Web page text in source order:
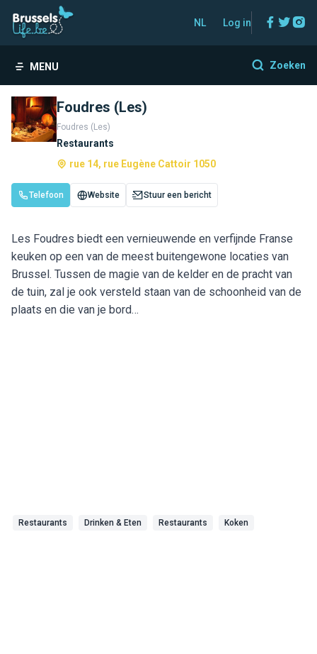
NL Log in
MENU Zoeken
Foudres (Les)
Foudres (Les)
Restaurants
rue 14, rue Eugène Cattoir 1050
Telefoon Website Stuur een bericht
Les Foudres biedt een vernieuwende en verfijnde Franse
keuken op een van de meest buitengewone locaties van
Brussel. Tussen de magie van de kelder en de pracht van
de tuin, zal je ook versteld staan van de schoonheid van de
plaats en die van je bord…
Restaurants Drinken & Eten Restaurants Koken